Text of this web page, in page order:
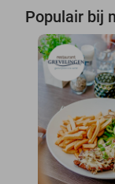
Populair bij